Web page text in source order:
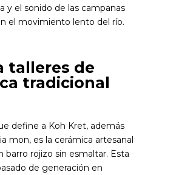
y el sonido de las campanas
el movimiento lento del río.
talleres de
tradicional
define a Koh Kret, además
mon, es la cerámica artesanal
barro rojizo sin esmaltar. Esta
de generación en